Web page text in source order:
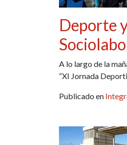
Deporte
A lo largo de la
“XI Jornada
Publicado en